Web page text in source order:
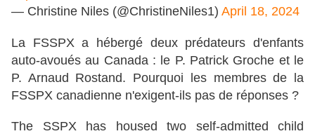
— Christine Niles (@ChristineNiles1) April 18, 2024
La FSSPX a hébergé deux prédateurs d'enfants
auto-avoués au Canada : le P. Patrick Groche et le
P. Arnaud Rostand. Pourquoi les membres de la
FSSPX canadienne n'exigent-ils pas de réponses ?
The SSPX has housed two self-admitted child